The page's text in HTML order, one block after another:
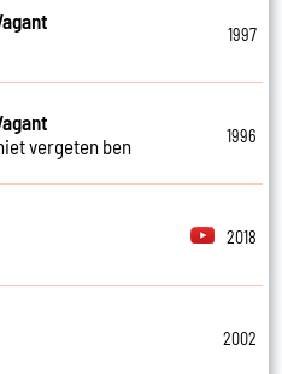
1997
vergeten ben
1996
2018
2002